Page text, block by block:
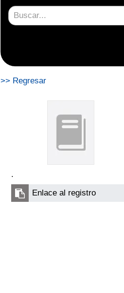
>> Regresar
.
Enlace al registro